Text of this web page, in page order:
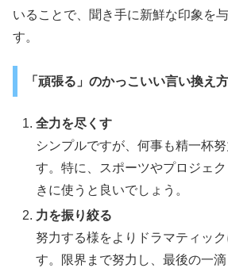
いることで、聞き手に新鮮な印象を
す。
「頑張る」のかっこいい言い換え方
全力を尽くす
シンプルですが、何事も精一杯
す。特に、スポーツやプロジェ
きに使うと良いでしょう。
力を振り絞る
努力する様をよりドラマティッ
す。限界まで努力し、最後の一